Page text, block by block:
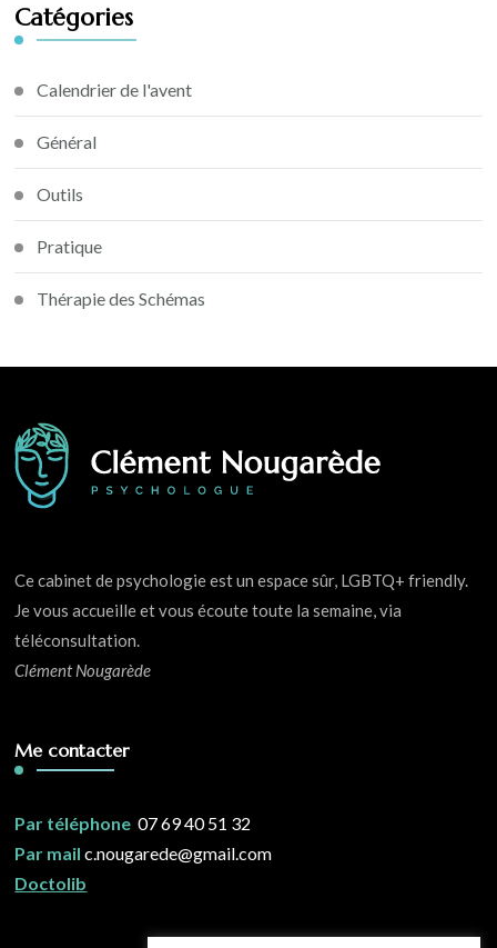
Catégories
Calendrier de l'avent
Général
Outils
Pratique
Thérapie des Schémas
Ce cabinet de psychologie est un espace sûr, LGBTQ+ friendly.
Je vous accueille et vous écoute toute la semaine, via
téléconsultation.
Clément Nougarède
Me contacter
Par téléphone 07 69 40 51 32
Par mail c.nougarede@gmail.com
Doctolib